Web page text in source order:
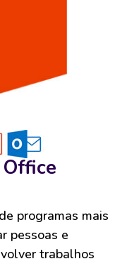
programas mais
pessoas e
trabalhos